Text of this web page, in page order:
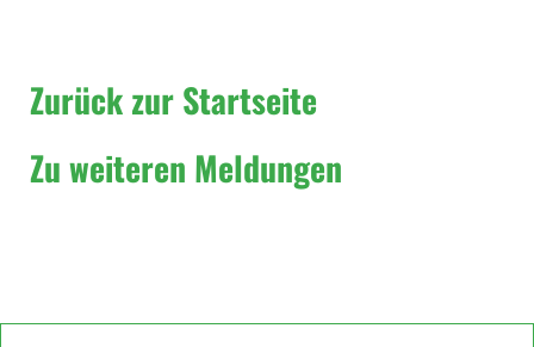
Zurück zur Startseite
Zu weiteren Meldungen